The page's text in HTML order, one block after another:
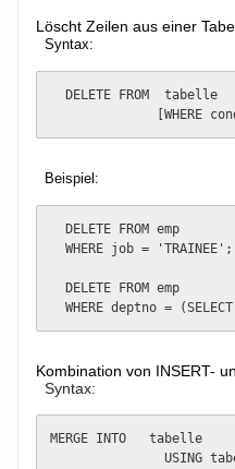
Löscht Zeilen aus einer
Syntax:
  DELETE FROM  tabelle
[WHERE
Beispiel:
DELETE FROM emp
  WHERE job = 'TRAINEE';
  DELETE FROM emp
Kombination von INSERT-
Syntax:
MERGE
USING